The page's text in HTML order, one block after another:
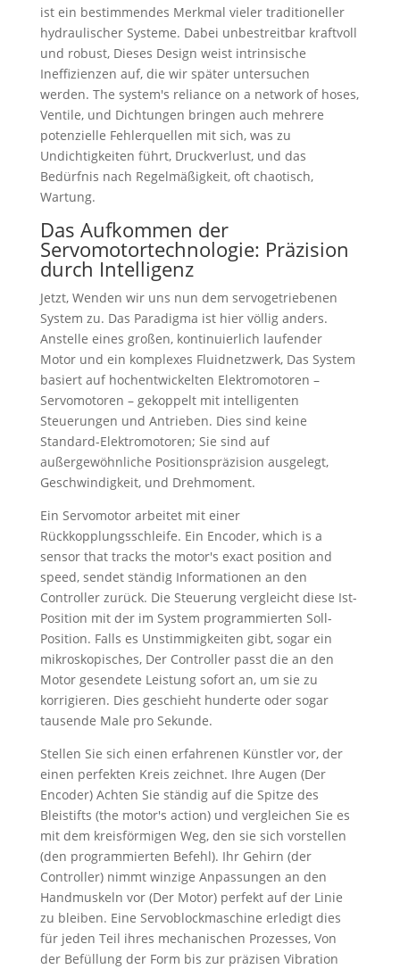
ist ein bestimmendes Merkmal vieler traditioneller
hydraulischer Systeme. Dabei unbestreitbar kraftvoll
und robust, Dieses Design weist intrinsische
Ineffizienzen auf, die wir später untersuchen
werden. The system's reliance on a network of hoses,
Ventile, und Dichtungen bringen auch mehrere
potenzielle Fehlerquellen mit sich, was zu
Undichtigkeiten führt, Druckverlust, und das
Bedürfnis nach Regelmäßigkeit, oft chaotisch,
Wartung.
Das Aufkommen der
Servomotortechnologie: Präzision
durch Intelligenz
Jetzt, Wenden wir uns nun dem servogetriebenen
System zu. Das Paradigma ist hier völlig anders.
Anstelle eines großen, kontinuierlich laufender
Motor und ein komplexes Fluidnetzwerk, Das System
basiert auf hochentwickelten Elektromotoren –
Servomotoren – gekoppelt mit intelligenten
Steuerungen und Antrieben. Dies sind keine
Standard-Elektromotoren; Sie sind auf
außergewöhnliche Positionspräzision ausgelegt,
Geschwindigkeit, und Drehmoment.
Ein Servomotor arbeitet mit einer
Rückkopplungsschleife. Ein Encoder, which is a
sensor that tracks the motor's exact position and
speed, sendet ständig Informationen an den
Controller zurück. Die Steuerung vergleicht diese Ist-
Position mit der im System programmierten Soll-
Position. Falls es Unstimmigkeiten gibt, sogar ein
mikroskopisches, Der Controller passt die an den
Motor gesendete Leistung sofort an, um sie zu
korrigieren. Dies geschieht hunderte oder sogar
tausende Male pro Sekunde.
Stellen Sie sich einen erfahrenen Künstler vor, der
einen perfekten Kreis zeichnet. Ihre Augen (Der
Encoder) Achten Sie ständig auf die Spitze des
Bleistifts (the motor's action) und vergleichen Sie es
mit dem kreisförmigen Weg, den sie sich vorstellen
(den programmierten Befehl). Ihr Gehirn (der
Controller) nimmt winzige Anpassungen an den
Handmuskeln vor (Der Motor) perfekt auf der Linie
zu bleiben. Eine Servoblockmaschine erledigt dies
für jeden Teil ihres mechanischen Prozesses, Von
der Befüllung der Form bis zur präzisen Vibration